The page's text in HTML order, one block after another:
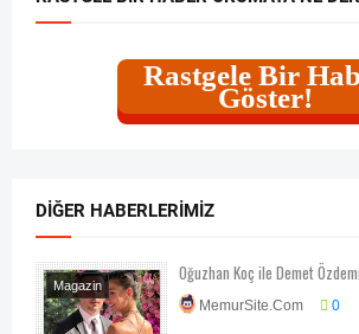
Rastgele Bir
Göster!
DIĞER HABERLERIMIZ
Magazin
Oğuzhan Koç ile Demet
MemurSite.Com 0